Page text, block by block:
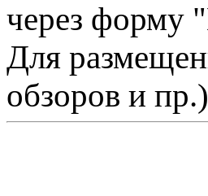
через форму
Для
обзоров и